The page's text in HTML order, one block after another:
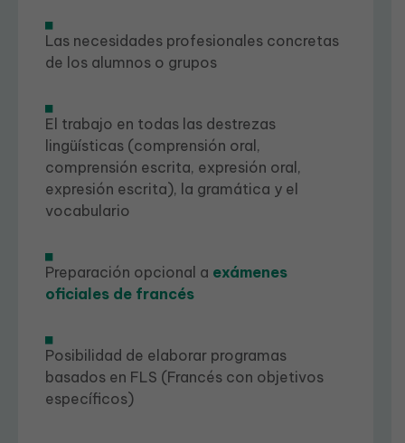
Las necesidades profesionales concretas
de los alumnos o grupos
El trabajo en todas las destrezas
lingüísticas (comprensión oral,
comprensión escrita, expresión oral,
expresión escrita), la gramática y el
vocabulario
Preparación opcional a exámenes
oficiales de francés
Posibilidad de elaborar programas
basados en FLS (Francés con objetivos
específicos)